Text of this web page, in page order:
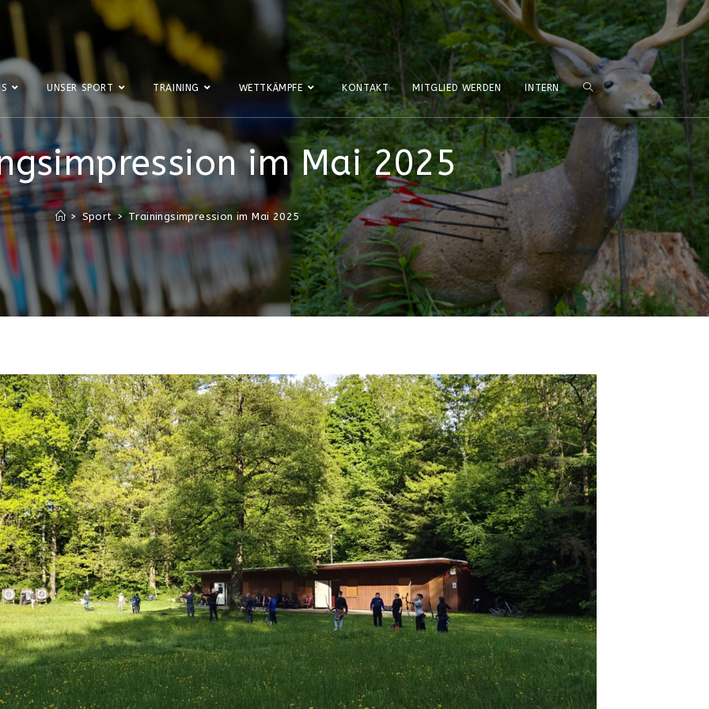
UNSER SPORT TRAINING WETTKÄMPFE KONTAKT MITGLIED WERDEN INTERN
im Mai 2025
> Sport > Trainingsimpression im Mai 2025